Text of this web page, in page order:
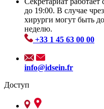
до 19:00. В случае
хирурги могут быть
неделю.
+33 1 45 63 00 00
info@idsein.fr
Доступ